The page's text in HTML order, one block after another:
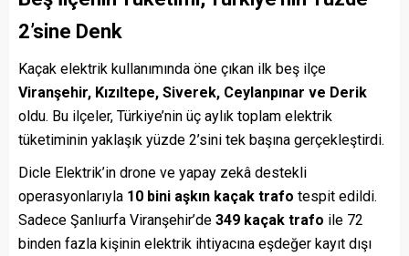
2’sine Denk
Kaçak elektrik kullanımında öne çıkan ilk beş ilçe
Viranşehir, Kızıltepe, Siverek, Ceylanpınar ve Derik
oldu. Bu ilçeler, Türkiye’nin üç aylık toplam elektrik
tüketiminin yaklaşık yüzde 2’sini tek başına gerçekleştirdi.
Dicle Elektrik’in drone ve yapay zekâ destekli
operasyonlarıyla 10 bini aşkın kaçak trafo tespit edildi.
Sadece Şanlıurfa Viranşehir’de 349 kaçak trafo ile 72
binden fazla kişinin elektrik ihtiyacına eşdeğer kayıt dışı